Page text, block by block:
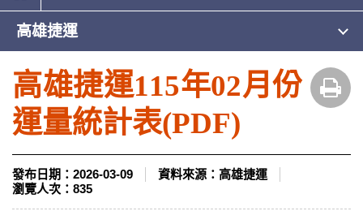
高雄捷運
高雄捷運115年02月份
運量統計表(PDF)
發布日期： 2026-03-09 資料來源： 高雄捷運
瀏覽人次： 835